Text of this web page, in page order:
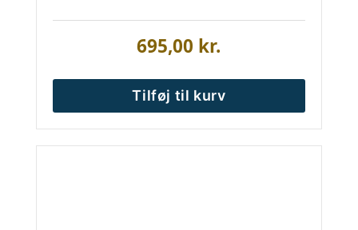
695,00 kr.
Tilføj til kurv